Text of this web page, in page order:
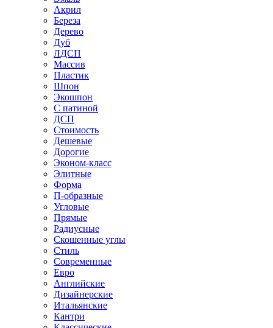
Акрил
Береза
Дерево
Дуб
ЛДСП
Массив
Пластик
Шпон
Экошпон
С патиной
ДСП
Стоимость
Дешевые
Дорогие
Эконом-класс
Элитные
Форма
П-образные
Угловые
Прямые
Радиусные
Скошенные углы
Стиль
Современные
Евро
Английские
Дизайнерские
Итальянские
Кантри